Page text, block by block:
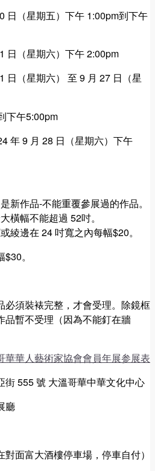
日（星期五）下午 1:00pm到下午
日（星期六）下午 2:00pm
日（星期六） 至 9 月 27 日（星
下午5:00pm
年 9 月 28 日（星期六）下午
新作品-不能重覆參展過的作品。
橫幅不能超過 52吋。
綾邊在 24 吋寬之內每幅$20。
。
必須裝裱完整，才會受理。除鏡框
品暫不受理（因為不能釘在牆
華華人藝術家協會會員年展参展表
街 555 號 大溫哥華中華文化中心
廳
對面富大酒樓停車場，停車自付）